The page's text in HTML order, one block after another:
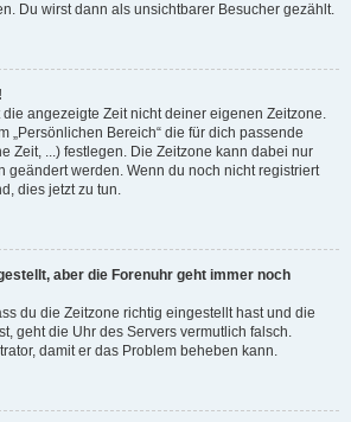
Du wirst dann als unsichtbarer Besucher gezählt.
angezeigte Zeit nicht deiner eigenen Zeitzone.
„Persönlichen Bereich“ die für dich passende
Zeit, ...) festlegen. Die Zeitzone kann dabei nur
geändert werden. Wenn du noch nicht registriert
dies jetzt zu tun.
aber die Forenuhr geht immer noch
du die Zeitzone richtig eingestellt hast und die
geht die Uhr des Servers vermutlich falsch.
damit er das Problem beheben kann.